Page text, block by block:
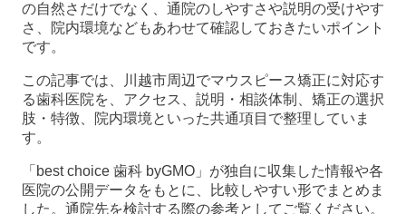
の自然さだけでなく、通院のしやすさや説明の受けやす
さ、院内環境などもあわせて確認しておきたいポイント
です。
この記事では、川越市周辺でマウスピース矯正に対応す
る歯科医院を、アクセス、説明・相談体制、矯正の選択
肢・特徴、院内環境といった共通項目で整理していま
す。
「best choice 歯科 byGMO」が独自に収集した情報や各
医院の公開データをもとに、比較しやすい形でまとめま
した。通院先を検討する際の参考としてご覧ください。